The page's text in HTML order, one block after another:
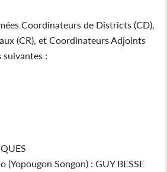
Coordinateurs de Districts (CD),
(CR), et Coordinateurs Adjoints
suivantes :
(Yopougon Songon) : GUY BESSE